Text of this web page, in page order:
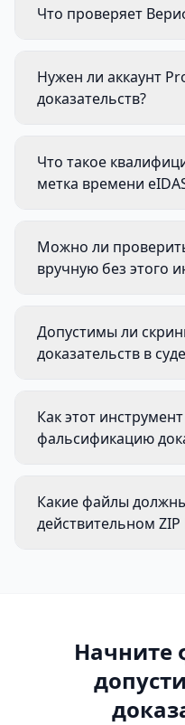
Что проверяет
Нужен ли аккаунт
доказательств?
Что такое
метка времени
Можно ли
вручную без этого
Допустимы ли
доказательств в
Как этот
Какие файлы
действительном
Начните